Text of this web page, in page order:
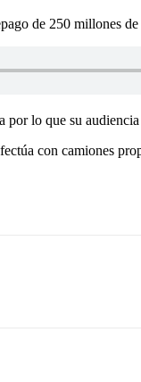
de 250 millones de
lo que su
con camiones